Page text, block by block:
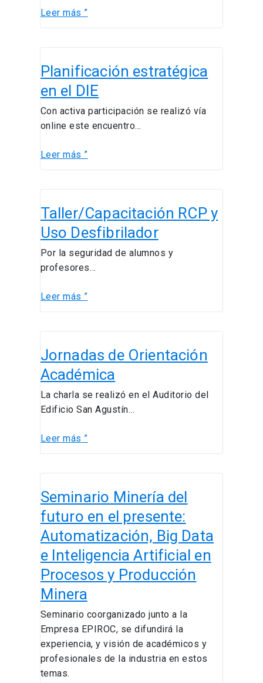
Leer más ”
Planificación estratégica
en el DIE
Con activa participación se realizó vía
online este encuentro…
estratégica
el
DIE
Leer más ”
Taller/Capacitación RCP y
Uso Desfibrilador
Por la seguridad de alumnos y
profesores…
RCP
y
Uso
Desfibrilador
Leer más ”
Jornadas de Orientación
Académica
La charla se realizó en el Auditorio del
Edificio San Agustín…
de
Orientación
Académica
Leer más ”
Seminario Minería del
futuro en el presente:
Automatización, Big Data
e Inteligencia Artificial en
Procesos y Producción
Minera
Seminario coorganizado junto a la
Empresa EPIROC, se difundirá la
experiencia, y visión de académicos y
profesionales de la industria en estos
temas.
Minería
del
futuro
en
el
presente:
Automatización,
Big
Data
e
Inteligencia
Artificial
en